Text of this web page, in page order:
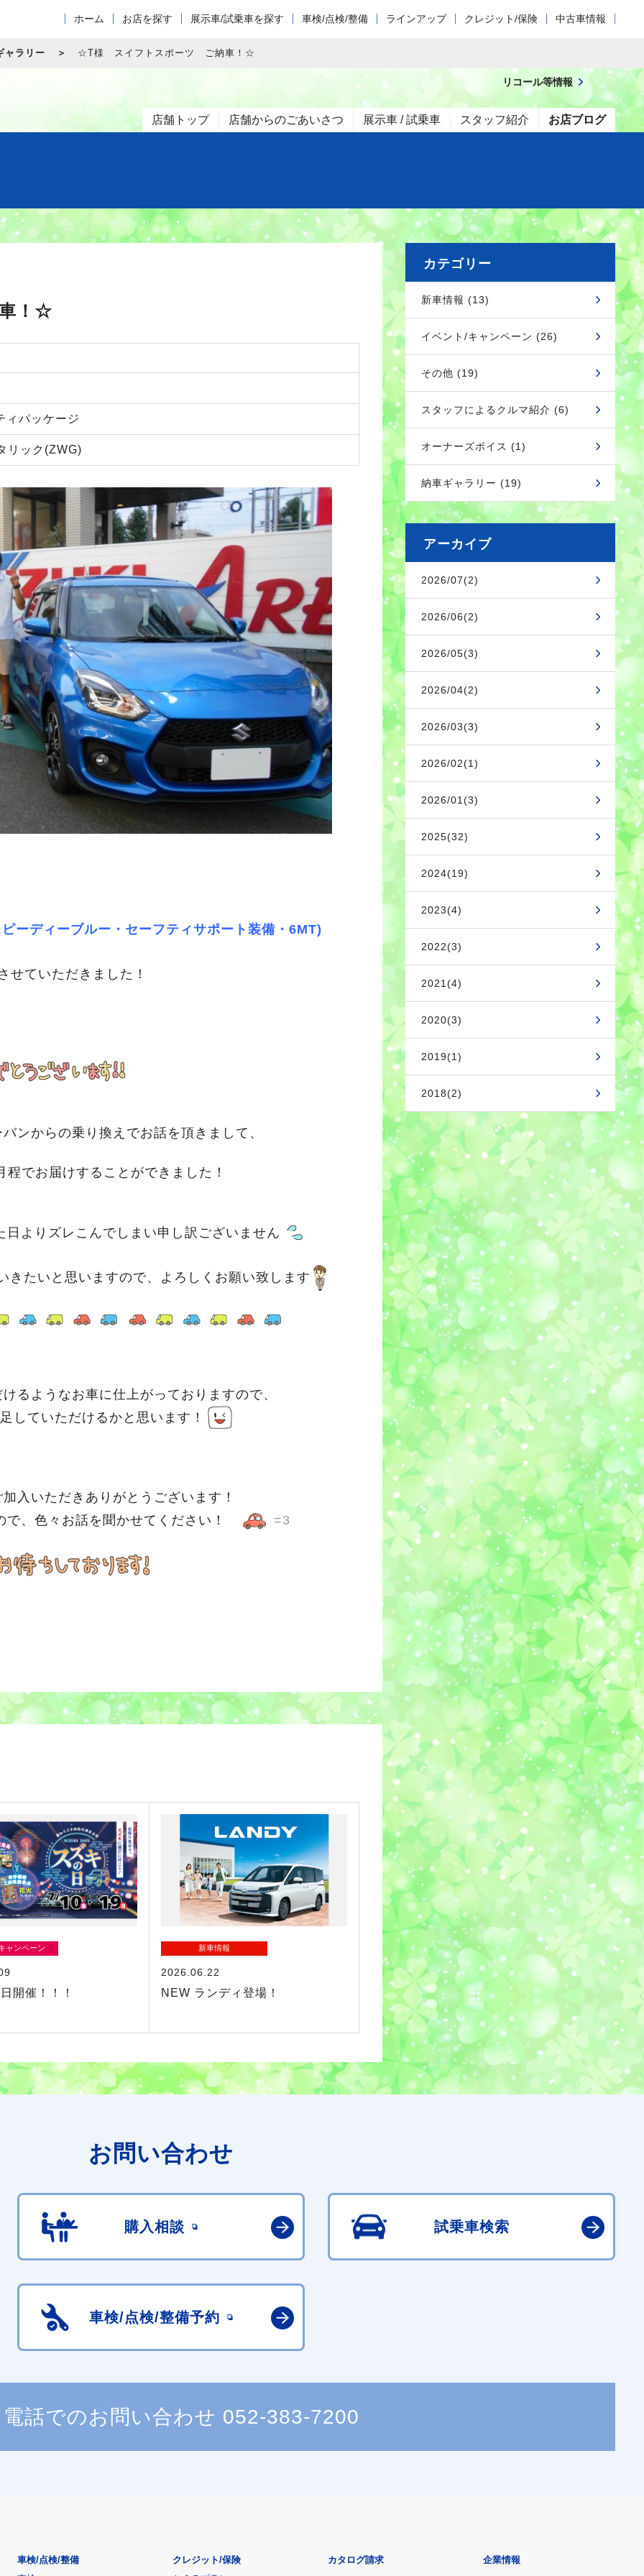
ホーム お店を探す 展示車/試乗車を探す 車検/点検/整備 ラインアップ クレジット/保険 中古車情報
ャラリー ☆T様 スイフトスポーツ ご納車！☆
店舗トップ 店舗からのごあいさつ 展示車 / 試乗車 スタッフ紹介 お店ブログ
リコール等情報
！☆
ィパッケージ
リック(ZWG)
ーディーブルー・セーフティサポート装備・6MT)
せていただきました！
ンからの乗り換えでお話を頂きまして、
でお届けすることができました！
よりズレこんでしまい申し訳ございません
きたいと思いますので、よろしくお願い致します
るようなお車に仕上がっておりますので、
していただけるかと思います！
入いただきありがとうございます！
で、色々お話を聞かせてください！
=3
ャンペーン
開催！！！
新車情報
2026.06.22
NEW ランディ登場！
カテゴリー
新車情報 (13)
イベント/キャンペーン (26)
その他 (19)
スタッフによるクルマ紹介 (6)
オーナーズボイス (1)
納車ギャラリー (19)
アーカイブ
2026/07(2)
2026/06(2)
2026/05(3)
2026/04(2)
2026/03(3)
2026/02(1)
2026/01(3)
2025(32)
2024(19)
2023(4)
2022(3)
2021(4)
2020(3)
2019(1)
2018(2)
お問い合わせ
購入相談 試乗車検索
車検/点検/整備予約
電話でのお問い合わせ 052-383-7200
車検/点検/整備
クレジット/保険
カタログ請求 企業情報